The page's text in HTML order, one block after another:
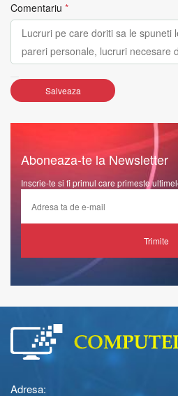
Comentariu *
Salveaza
Aboneaza-te la Newsletter
Inscrie-te si fi primul care primeste
Trimite
Adresa: